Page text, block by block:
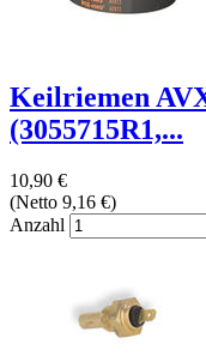
Keilriemen
(3055715R1,...
10,90 €
(Netto 9,16 €)
Anzahl